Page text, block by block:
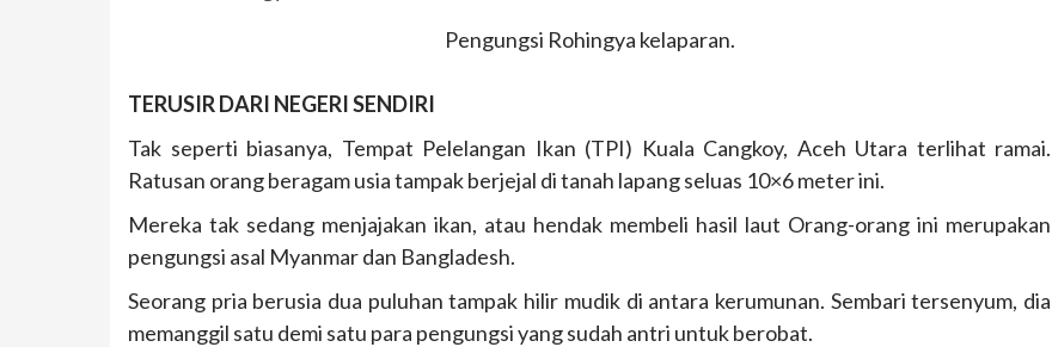
Pengungsi Rohingya kelaparan.
TERUSIR DARI NEGERI SENDIRI
Tak seperti biasanya, Tempat Pelelangan Ikan (TPI) Kuala Cangkoy, Aceh Utara terlihat ramai.
Ratusan orang beragam usia tampak berjejal di tanah lapang seluas 10×6 meter ini.
Mereka tak sedang menjajakan ikan, atau hendak membeli hasil laut Orang-orang ini merupakan
pengungsi asal Myanmar dan Bangladesh.
Seorang pria berusia dua puluhan tampak hilir mudik di antara kerumunan. Sembari tersenyum, dia
memanggil satu demi satu para pengungsi yang sudah antri untuk berobat.